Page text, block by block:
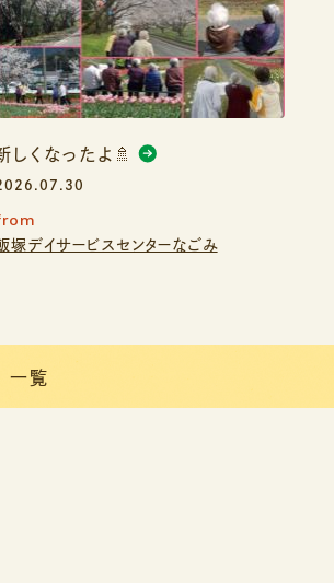
しくなったよ🚿
塚デイサービスセンターなごみ
一覧